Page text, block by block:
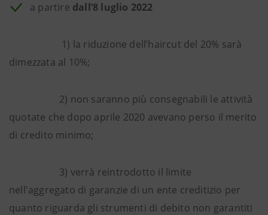
a partire dall’8 luglio 2022
1) la riduzione dell’haircut del 20% sarà
dimezzata al 10%;
2) non saranno più consegnabili le attività
quotate che dopo aprile 2020 avevano perso il merito
di credito minimo;
3) verrà reintrodotto il limite
nell'aggregato di garanzie di un ente creditizio per
quanto riguarda gli strumenti di debito non garantiti